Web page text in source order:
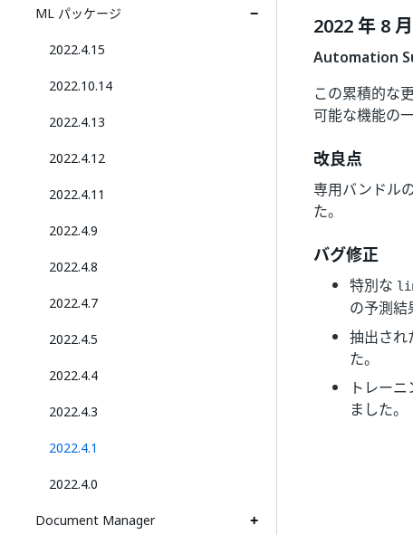
ML パッケージ
2022.4.15
2022.10.14
2022.4.13
2022.4.12
2022.4.11
2022.4.9
2022.4.8
2022.4.7
2022.4.5
2022.4.4
2022.4.3
2022.4.1
2022.4.0
Document Manager
2022 年 8
Automation
この累積的な
可能な機能の
改良点
専用バンドル
た。
バグ修正
特別な
の予測結
抽出され
た。
トレー
ました。